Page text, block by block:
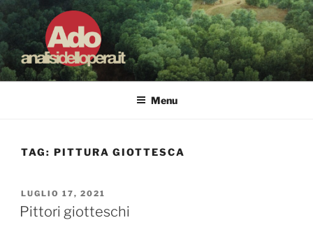
Salta
al
contenuto
ADO ANALISI DELL'OPERA
Osservare le opere d'arte per capirle e imparare ad amarle
Menu
TAG: PITTURA GIOTTESCA
PUBBLICATO
IL
LUGLIO 17, 2021
Pittori giotteschi